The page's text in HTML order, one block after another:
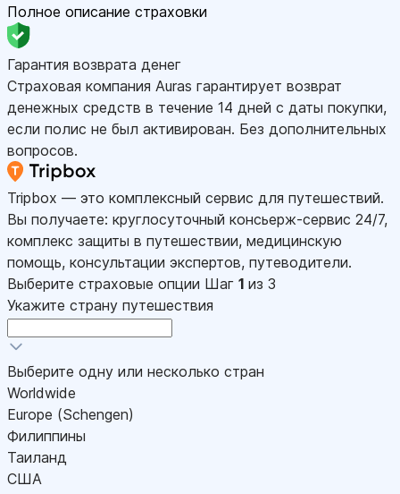
Полное описание страховки
Гарантия возврата денег
Страховая компания Auras гарантирует возврат
денежных средств в течение 14 дней с даты покупки,
если полис не был активирован. Без дополнительных
вопросов.
Tripbox — это комплексный сервис для путешествий.
Вы получаете: круглосуточный консьерж-сервис 24/7,
комплекс защиты в путешествии, медицинскую
помощь, консультации экспертов, путеводители.
Выберите страховые опции Шаг 1 из 3
Укажите страну путешествия
Выберите одну или несколько стран
Worldwide
Europe (Schengen)
Филиппины
Таиланд
США